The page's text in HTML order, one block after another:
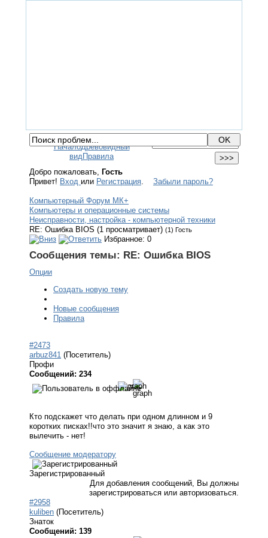
НачалоДревовидный
видПравила
Добро пожаловать, Гость
Привет! Вход или Регистрация. Забыли пароль?
Компьютерный Форум МК+
Компьютеры и операционные системы
Неисправности, настройка - компьютерной техники
RE: Ошибка BIOS (1 просматривает) (1) Гость
Избранное: 0
Сообщения темы: RE: Ошибка BIOS
Опции
Создать новую тему
Новые сообщения
Правила
#2473
arbuz841 (Посетитель)
Профи
Сообщений: 234
Кто подскажет что делать при одном длинном и 9
коротких писках!!что это значит я знаю, а как это
вылечить - нет!
Сообщение модератору
Зарегистрированный
Для добавления сообщений, Вы должны
зарегистрироваться или авторизоваться.
#2958
kuliben (Посетитель)
Знаток
Сообщений: 139